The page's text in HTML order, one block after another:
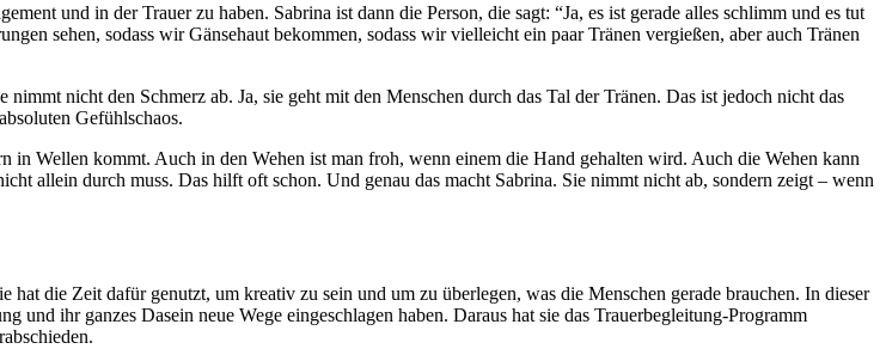
und in der Trauer zu haben. Sabrina ist dann die Person, die sagt: “Ja, es ist gerade alles schlimm und es tut
sehen, sodass wir Gänsehaut bekommen, sodass wir vielleicht ein paar Tränen vergießen, aber auch Tränen
nicht den Schmerz ab. Ja, sie geht mit den Menschen durch das Tal der Tränen. Das ist jedoch nicht das
Gefühlschaos.
in Wellen kommt. Auch in den Wehen ist man froh, wenn einem die Hand gehalten wird. Auch die Wehen kann
allein durch muss. Das hilft oft schon. Und genau das macht Sabrina. Sie nimmt nicht ab, sondern zeigt – wenn
die Zeit dafür genutzt, um kreativ zu sein und um zu überlegen, was die Menschen gerade brauchen. In dieser
und ihr ganzes Dasein neue Wege eingeschlagen haben. Daraus hat sie das Trauerbegleitung-Programm